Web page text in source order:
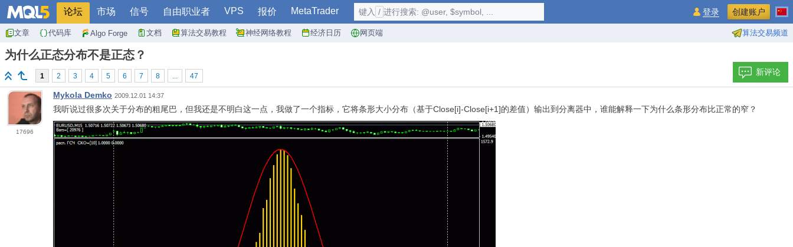
论坛 市场 信号 自由职业者 VPS 报价 MetaTrader
文章 代码库 Algo Forge 文档 算法交易教程 神经网络教程 经济日历 网页端 算法交易频道
键入 / 进行搜索: @user, $symbol, ... 登录 创建账户
为什么正态分布不是正态？
1 2 3 4 5 6 7 8 ... 47 新评论
17696
Mykola Demko 2009.12.01 14:37
我听说过很多次关于分布的粗尾巴，但我还是不明白这一点，我做了一个指标，它将条形大小分布（基于Close[i]-Close[i+1]的差值）输出到分离器中，谁能解释一下为什么条形分布比正常的窄？